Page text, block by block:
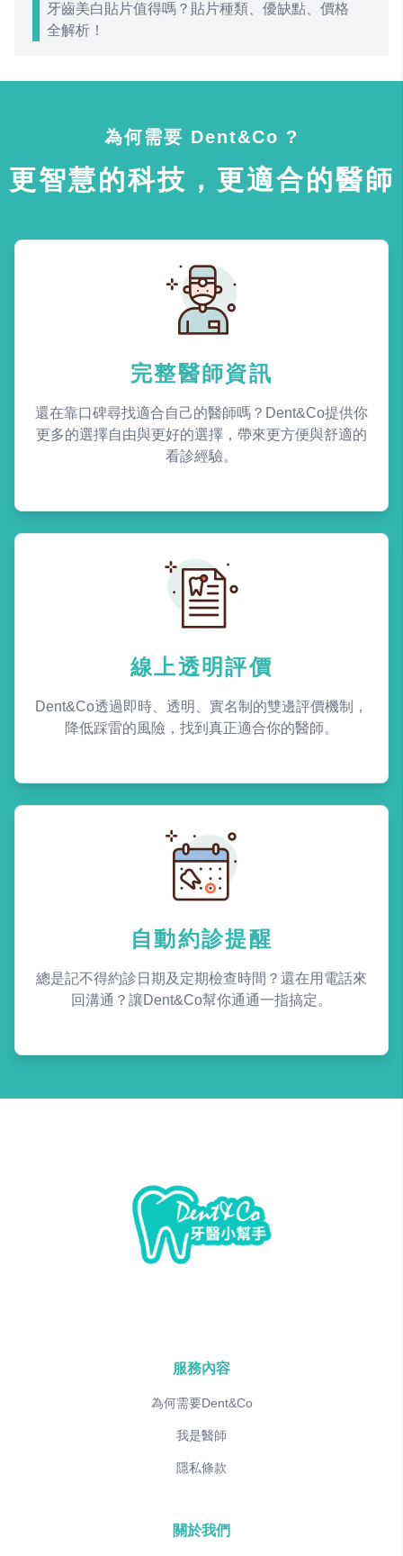
牙齒美白貼片值得嗎？貼片種類、優缺點、價格
全解析！
為何需要 Dent&Co ?
更智慧的科技，更適合的醫師
完整醫師資訊
還在靠口碑尋找適合自己的醫師嗎？Dent&Co提供你
更多的選擇自由與更好的選擇，帶來更方便與舒適的
看診經驗。
線上透明評價
Dent&Co透過即時、透明、實名制的雙邊評價機制，
降低踩雷的風險，找到真正適合你的醫師。
自動約診提醒
總是記不得約診日期及定期檢查時間？還在用電話來
回溝通？讓Dent&Co幫你通通一指搞定。
服務內容
為何需要Dent&Co
我是醫師
隱私條款
關於我們